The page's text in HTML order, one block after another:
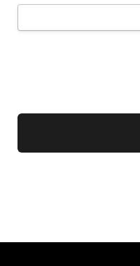
Não val